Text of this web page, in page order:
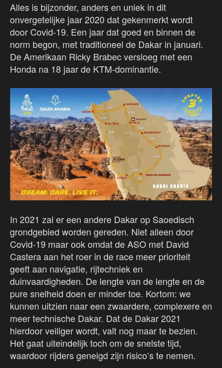
Alles is bijzonder, anders en uniek in dit
onvergetelijke jaar 2020 dat gekenmerkt wordt
door Covid-19. Een jaar dat goed en binnen de
norm begon, met traditioneel de Dakar in januari.
De Amerikaan Ricky Brabec versloeg met een
Honda na 18 jaar de KTM-dominantie.
In 2021 zal er een andere Dakar op Saoedisch
grondgebied worden gereden. Niet alleen door
Covid-19 maar ook omdat de ASO met David
Castera aan het roer in de race meer prioriteit
geeft aan navigatie, rijtechniek en
duinvaardigheden. De lengte van de lengte en de
pure snelheid doen er minder toe. Kortom: we
kunnen uitzien naar een zwaardere, complexere en
meer technische Dakar. Dat de Dakar 2021
hierdoor veiliger wordt, valt nog maar te bezien.
Het gaat uiteindelijk toch om de snelste tijd,
waardoor rijders geneigd zijn risico’s te nemen.